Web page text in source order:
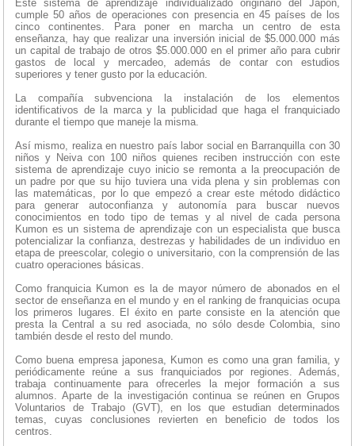
Este sistema de aprendizaje individualizado originario del Japón,
cumple 50 años de operaciones con presencia en 45 países de los
cinco continentes. Para poner en marcha un centro de esta
enseñanza, hay que realizar una inversión inicial de $5.000.000 más
un capital de trabajo de otros $5.000.000 en el primer año para cubrir
gastos de local y mercadeo, además de contar con estudios
superiores y tener gusto por la educación.
La compañía subvenciona la instalación de los elementos
identificativos de la marca y la publicidad que haga el franquiciado
durante el tiempo que maneje la misma.
Así mismo, realiza en nuestro país labor social en Barranquilla con 30
niños y Neiva con 100 niños quienes reciben instrucción con este
sistema de aprendizaje cuyo inicio se remonta a la preocupación de
un padre por que su hijo tuviera una vida plena y sin problemas con
las matemáticas, por lo que empezó a crear este método didáctico
para generar autoconfianza y autonomía para buscar nuevos
conocimientos en todo tipo de temas y al nivel de cada persona
Kumon es un sistema de aprendizaje con un especialista que busca
potencializar la confianza, destrezas y habilidades de un individuo en
etapa de preescolar, colegio o universitario, con la comprensión de las
cuatro operaciones básicas.
Como franquicia Kumon es la de mayor número de abonados en el
sector de enseñanza en el mundo y en el ranking de franquicias ocupa
los primeros lugares. El éxito en parte consiste en la atención que
presta la Central a su red asociada, no sólo desde Colombia, sino
también desde el resto del mundo.
Como buena empresa japonesa, Kumon es como una gran familia, y
periódicamente reúne a sus franquiciados por regiones. Además,
trabaja continuamente para ofrecerles la mejor formación a sus
alumnos. Aparte de la investigación continua se reúnen en Grupos
Voluntarios de Trabajo (GVT), en los que estudian determinados
temas, cuyas conclusiones revierten en beneficio de todos los
centros.